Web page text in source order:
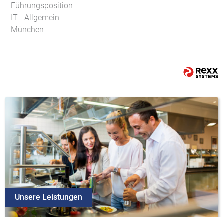
Führungsposition
IT - Allgemein
München
Unsere Leistungen